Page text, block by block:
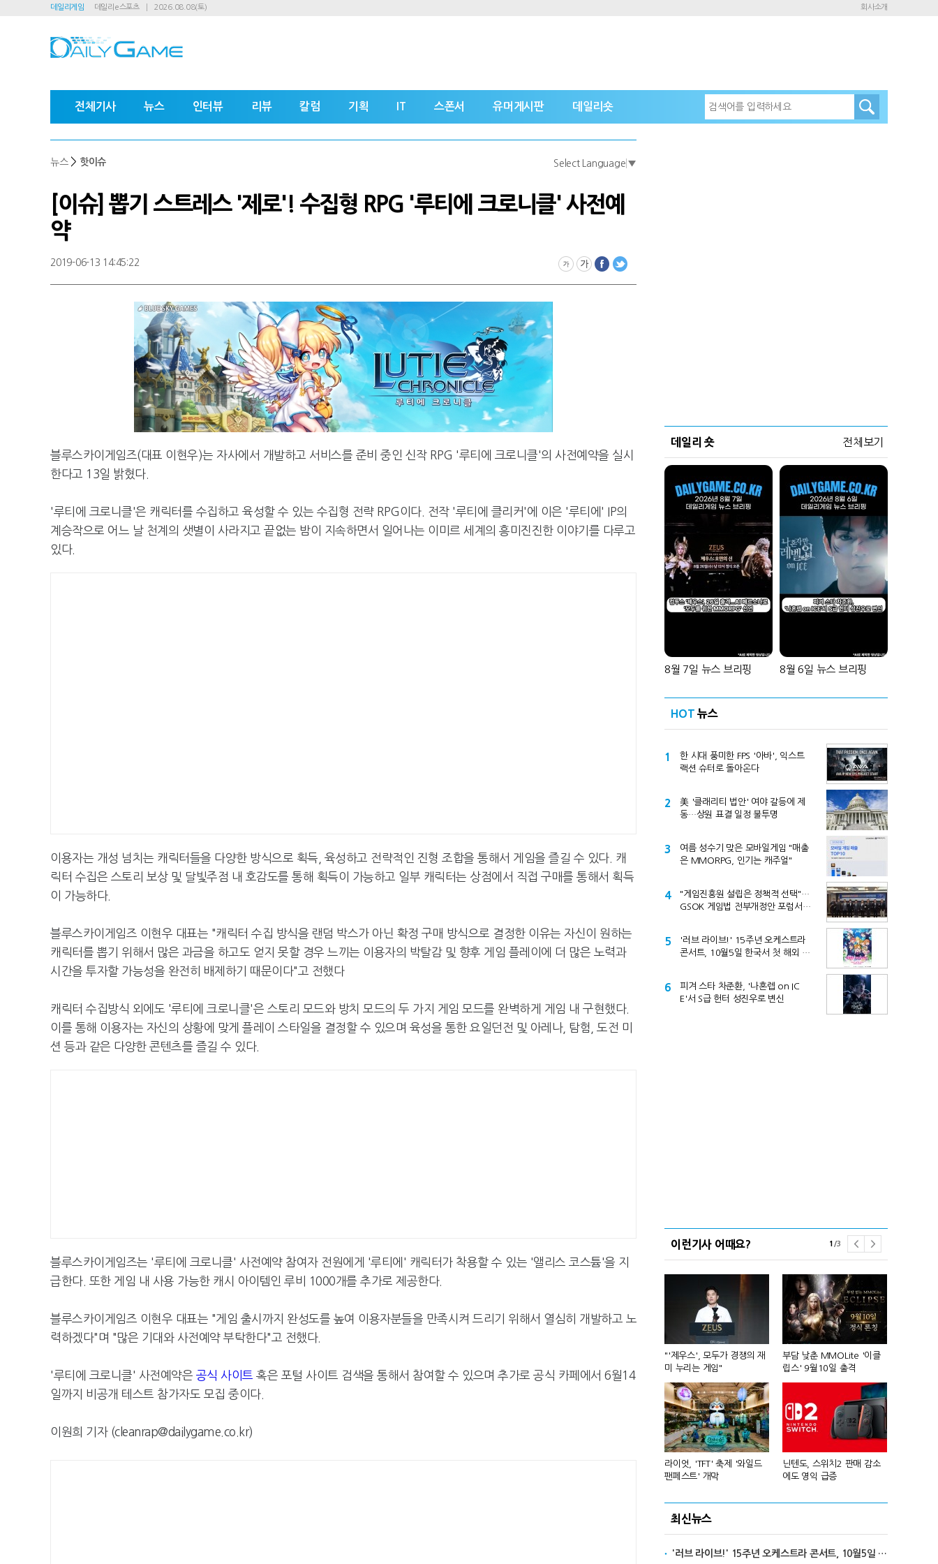
데일리게임 데일리e스포츠 2026.08.08(토) 회사소개
전체기사 뉴스 인터뷰 리뷰 칼럼 기획 IT 스폰서 유머게시판 데일리숏
뉴스 > 핫이슈 Select Language ▼
[이슈] 뽑기 스트레스 '제로'! 수집형 RPG '루티에 크로니클' 사전예
약
2019-06-13 14:45:22
블루스카이게임즈(대표 이현우)는 자사에서 개발하고 서비스를 준비 중인 신작 RPG '루티에 크로니클'의 사전예약을 실시
한다고 13일 밝혔다.
'루티에 크로니클'은 캐릭터를 수집하고 육성할 수 있는 수집형 전략 RPG이다. 전작 '루티에 클리커'에 이은 '루티에' IP의
계승작으로 어느 날 천계의 샛별이 사라지고 끝없는 밤이 지속하면서 일어나는 이미르 세계의 흥미진진한 이야기를 다루고
있다.
이용자는 개성 넘치는 캐릭터들을 다양한 방식으로 획득, 육성하고 전략적인 진형 조합을 통해서 게임을 즐길 수 있다. 캐
릭터 수집은 스토리 보상 및 달빛주점 내 호감도를 통해 획득이 가능하고 일부 캐릭터는 상점에서 직접 구매를 통해서 획득
이 가능하다.
블루스카이게임즈 이현우 대표는 "캐릭터 수집 방식을 랜덤 박스가 아닌 확정 구매 방식으로 결정한 이유는 자신이 원하는
캐릭터를 뽑기 위해서 많은 과금을 하고도 얻지 못할 경우 느끼는 이용자의 박탈감 및 향후 게임 플레이에 더 많은 노력과
시간을 투자할 가능성을 완전히 배제하기 때문이다"고 전했다
캐릭터 수집방식 외에도 '루티에 크로니클'은 스토리 모드와 방치 모드의 두 가지 게임 모드를 완벽하게 게임 내 구현했다.
이를 통해 이용자는 자신의 상황에 맞게 플레이 스타일을 결정할 수 있으며 육성을 통한 요일던전 및 아레나, 탐험, 도전 미
션 등과 같은 다양한 콘텐츠를 즐길 수 있다.
블루스카이게임즈는 '루티에 크로니클' 사전예약 참여자 전원에게 '루티에' 캐릭터가 착용할 수 있는 '앨리스 코스튬'을 지
급한다. 또한 게임 내 사용 가능한 캐시 아이템인 루비 1000개를 추가로 제공한다.
블루스카이게임즈 이현우 대표는 "게임 출시까지 완성도를 높여 이용자분들을 만족시켜 드리기 위해서 열심히 개발하고 노
력하겠다"며 "많은 기대와 사전예약 부탁한다"고 전했다.
'루티에 크로니클' 사전예약은 공식 사이트 혹은 포털 사이트 검색을 통해서 참여할 수 있으며 추가로 공식 카페에서 6월14
일까지 비공개 테스트 참가자도 모집 중이다.
이원희 기자 (cleanrap@dailygame.co.kr)
데일리 숏 전체보기
8월 7일 뉴스 브리핑 8월 6일 뉴스 브리핑
HOT 뉴스
1
한 시대 풍미한 FPS '아바', 익스트
랙션 슈터로 돌아온다
2
美 '클래리티 법안' 여야 갈등에 제
동…상원 표결 일정 불투명
3
여름 성수기 맞은 모바일게임 "매출
은 MMORPG, 인기는 캐주얼"
4
"게임진흥원 설립은 정책적 선택"…
GSOK 게임법 전부개정안 포럼서
5
'러브 라이브!' 15주년 오케스트라
콘서트, 10월5일 한국서 첫 해외 공
6
피겨 스타 차준환, '나혼렙 on IC
E'서 S급 헌터 성진우로 변신
이런기사 어때요? 1 /3
원 기록
5종 공개
"'제우스', 모두가 경쟁의 재
미 누리는 게임"
부담 낮춘 MMOLite '이클
립스' 9월10일 출격
라이엇, 'TFT' 축제 '와일드
팬페스트' 개막
닌텐도, 스위치2 판매 감소
에도 영익 급증
최신뉴스
'러브 라이브!' 15주년 오케스트라 콘서트, 10월5일 한국서 첫 해외 공연